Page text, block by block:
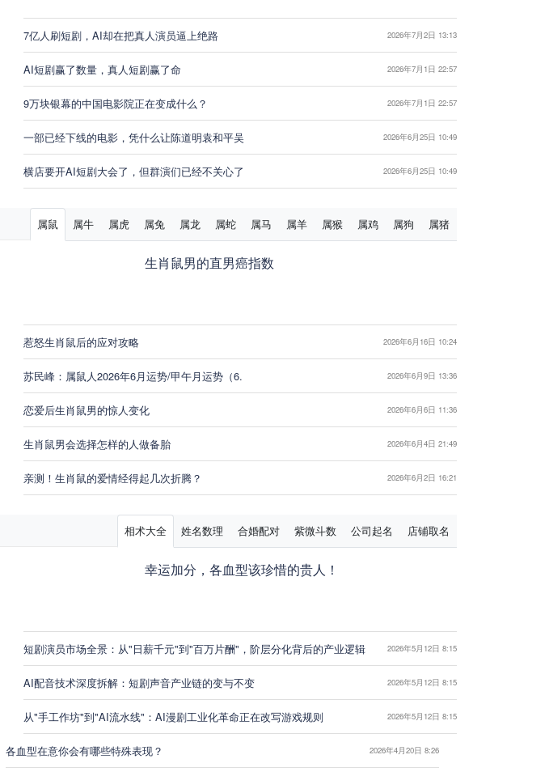
7亿人刷短剧，AI却在把真人演员逼上绝路 2026年7月2日 13:13
AI短剧赢了数量，真人短剧赢了命 2026年7月1日 22:57
9万块银幕的中国电影院正在变成什么？ 2026年7月1日 22:57
一部已经下线的电影，凭什么让陈道明袁和平吴 2026年6月25日 10:49
横店要开AI短剧大会了，但群演们已经不关心了 2026年6月25日 10:49
属鼠 属牛 属虎 属兔 属龙 属蛇 属马 属羊 属猴 属鸡 属狗 属猪
生肖鼠男的直男癌指数
惹怒生肖鼠后的应对攻略 2026年6月16日 10:24
苏民峰：属鼠人2026年6月运势/甲午月运势（6. 2026年6月9日 13:36
恋爱后生肖鼠男的惊人变化 2026年6月6日 11:36
生肖鼠男会选择怎样的人做备胎 2026年6月4日 21:49
亲测！生肖鼠的爱情经得起几次折腾？ 2026年6月2日 16:21
相术大全 姓名数理 合婚配对 紫微斗数 公司起名 店铺取名
幸运加分，各血型该珍惜的贵人！
短剧演员市场全景：从"日薪千元"到"百万片酬"，阶层分化背后的产业逻辑 2026年5月12日 8:15
AI配音技术深度拆解：短剧声音产业链的变与不变 2026年5月12日 8:15
从"手工作坊"到"AI流水线"：AI漫剧工业化革命正在改写游戏规则 2026年5月12日 8:15
各血型在意你会有哪些特殊表现？ 2026年4月20日 8:26